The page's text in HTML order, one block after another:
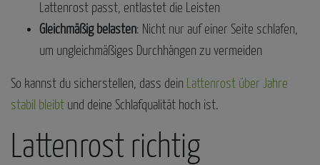
Lattenrost passt, entlastet die Leisten
Gleichmäßig belasten: Nicht nur auf einer Seite schlafen,
um ungleichmäßiges Durchhängen zu vermeiden
So kannst du sicherstellen, dass dein
Lattenrost über Jahre
stabil bleibt und deine Schlafqualität hoch ist.
Lattenrost richtig